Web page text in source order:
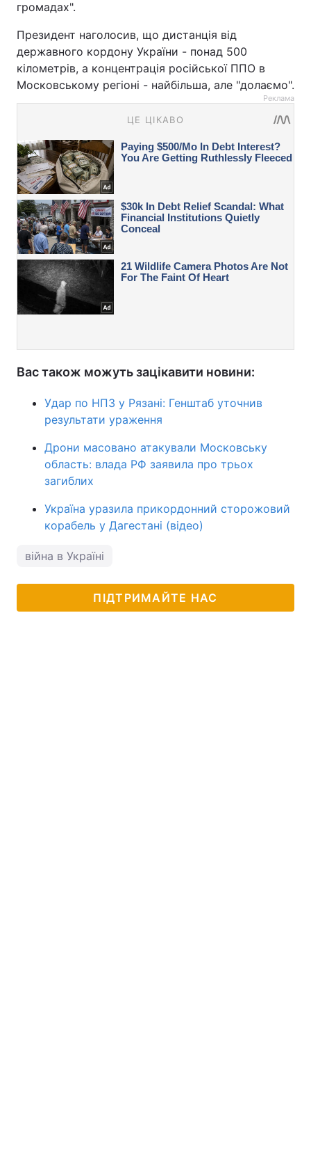
громадах".
Президент наголосив, що дистанція від
державного кордону України - понад 500
кілометрів, а концентрація російської ППО в
Московському регіоні - найбільша, але "долаємо".
Реклама
Вас також можуть зацікавити новини:
Удар по НПЗ у Рязані: Генштаб уточнив
результати ураження
Дрони масовано атакували Московську
область: влада РФ заявила про трьох
загиблих
Україна уразила прикордонний сторожовий
корабель у Дагестані (відео)
війна в Україні
ПІДТРИМАЙТЕ НАС